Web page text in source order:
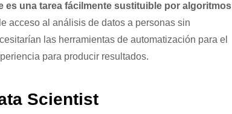
es una tarea fácilmente sustituible por algoritmos
acceso al análisis de datos a personas sin
las herramientas de automatización para el
para producir resultados.
Scientist